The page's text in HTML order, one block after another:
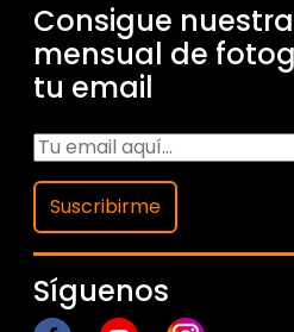
Consigue
mensual de
tu email
Suscribirme
Síguenos